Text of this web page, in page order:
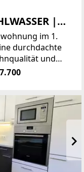
|
OPTIONAL
im 1.
durchdachte
und
im
gestaltete